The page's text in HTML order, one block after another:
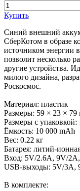
Купить
Синий внешний
СберКотом в образе
источником энергии
позволит несколько
другие устройства.
милого дизайна,
Роскосмос.
Материал: пластик
Размеры: 59 × 23 × 79
Размеры с
Ёмкость: 10 000 mAh
Вес: 0.22 кг
Батарея: литий-
Вход: 5V/2.6A, 9V/
USB-выходы: 5V/3A,
В комплекте: